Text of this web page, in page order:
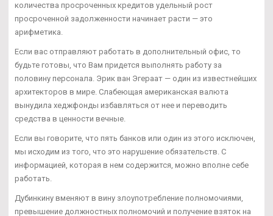
количества просроченных кредитов удельный рост
просроченной задолженности начинает расти — это
арифметика.
Если вас отправляют работать в дополнительный офис, то
будьте готовы, что Вам придется выполнять работу за
половину персонала. Эрик ван Эгераат — один из известнейших
архитекторов в мире. Слабеющая американская валюта
вынудила хеджфонды избавляться от нее и переводить
средства в ценности вечные.
Если вы говорите, что пять банков или один из этого исключен,
мы исходим из того, что это нарушение обязательств. С
информацией, которая в нем содержится, можно вполне себе
работать.
Дубинкину вменяют в вину злоупотребление полномочиями,
превышение должностных полномочий и получение взяток на